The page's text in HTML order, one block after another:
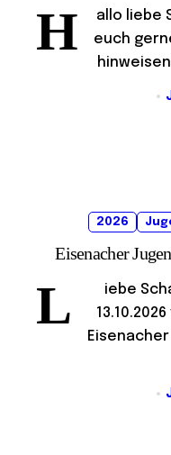
H
allo liebe
euch
2026
Eisenacher
L
iebe